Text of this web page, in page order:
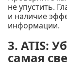
не упустить.
и наличие
информации.
3. ATIS:
самая